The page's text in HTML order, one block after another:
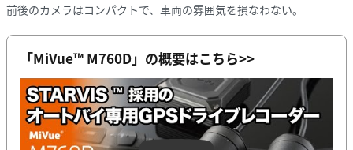
前後のカメラはコンパクトで、車両の雰囲気を損なわない。
「MiVue™ M760D」の概要はこちら>>